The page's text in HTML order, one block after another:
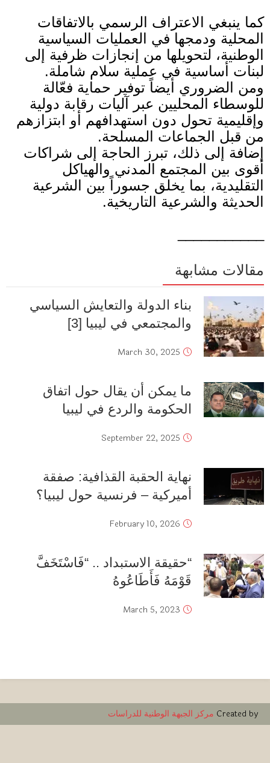
كما ينبغي الاعتراف الرسمي بالاتفاقات
المحلية ودمجها في العمليات السياسية
الوطنية، لتحويلها من إنجازات ظرفية إلى
لبنات أساسية في عملية سلام شاملة.
ومن الضروري أيضاً توفير حماية فعّالة
للوسطاء المحليين عبر آليات رقابة دولية
وإقليمية تحول دون استهدافهم أو ابتزازهم
من قبل الجماعات المسلحة.
إضافة إلى ذلك، تبرز الحاجة إلى شراكات
أقوى بين المجتمع المدني والهياكل
التقليدية، بما يخلق جسوراً بين الشرعية
الحديثة والشرعية التاريخية.
مقالات مشابهة
بناء الدولة والتعايش السياسي
والمجتمعي في ليبيا [3]
March 30, 2025
ما يمكن أن يقال حول اتفاق
الحكومة والردع في ليبيا
September 22, 2025
نهاية الحقبة القذافية: صفقة
أميركية – فرنسية حول ليبيا؟
February 10, 2026
“حقيقة الاستبداد .. “فَاسْتَخَفَّ
قَوْمَهُ فَأَطَاعُوهُ
March 5, 2023
Created by مركز الجبهة الوطنية للدراسات